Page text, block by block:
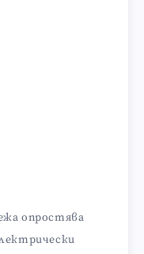
опростява